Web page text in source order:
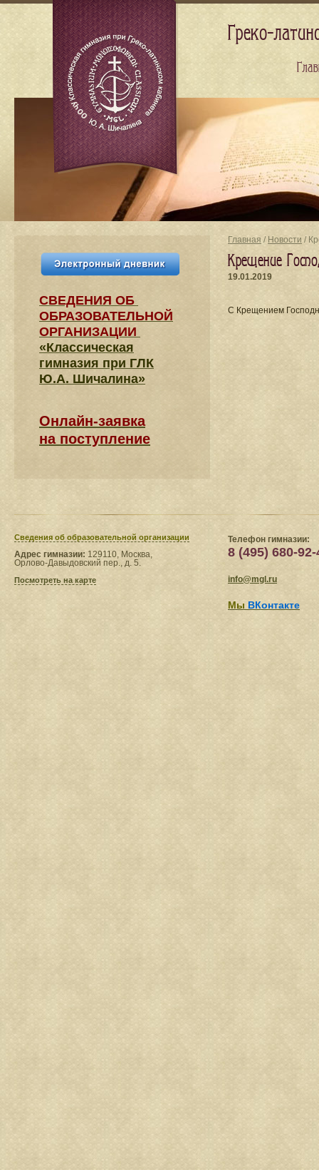
Главная / Новости /
Крещение
19.01.2019
С Крещением
СВЕДЕНИЯ​ ОБ
ОБРАЗОВАТЕЛЬНОЙ
ОРГАНИЗАЦИИ
«Классическая
гимназия при ГЛК
Ю.А. Шичалина»
Онлайн-заявка
на поступление
Сведения​ об образовательной организации
Адрес гимназии: 129110, Москва,
Орлово-Давыдовский пер., д. 5.
Посмотреть на карте
Телефон гимназии:
8 (495) 680-92-
info@mgl.ru
Мы ВКонтакте
Греко-